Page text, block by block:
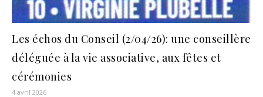
Les échos du Conseil (2/04/26): une conseillère
déléguée à la vie associative, aux fêtes et
cérémonies
4 avril 2026